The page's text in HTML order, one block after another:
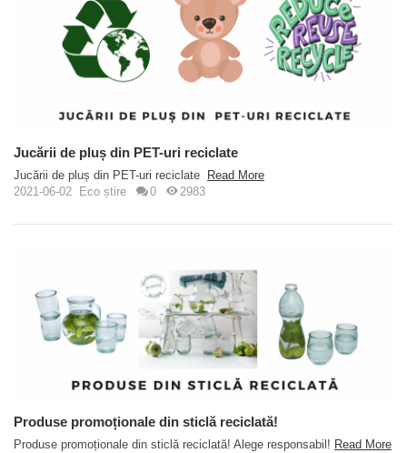
Jucării de pluș din PET-uri reciclate
Jucării de pluș din PET-uri reciclate
Read More
2021-06-02
Eco știre 0 2983
Produse promoționale din sticlă reciclată!
Produse promoționale din sticlă reciclată! Alege responsabil! Read More